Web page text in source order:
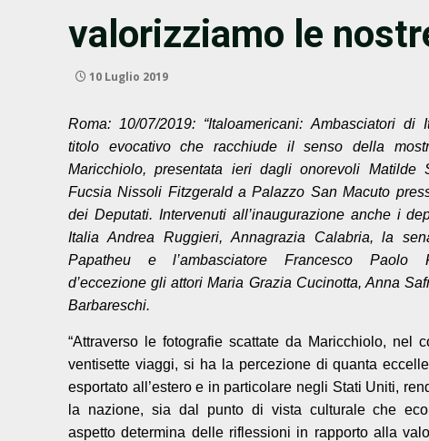
valorizziamo le
10 Luglio 2019
Roma: 10/07/2019: “Italoamericani: Ambasciatori di
titolo evocativo che racchiude il senso della
Maricchiolo, presentata ieri dagli onorevoli Matilde
Fucsia Nissoli Fitzgerald a Palazzo San Macuto
dei Deputati. Intervenuti all’inaugurazione anche i
Italia Andrea Ruggieri, Annagrazia Calabria, la
Papatheu e l’ambasciatore Francesco Paolo
d’eccezione gli attori Maria Grazia Cucinotta, Anna
Barbareschi.
“Attraverso le fotografie scattate da Maricchiolo, nel
ventisette viaggi, si ha la percezione di quanta
esportato all’estero e in particolare negli Stati Uniti,
la nazione, sia dal punto di vista culturale che
aspetto determina delle riflessioni in rapporto alla